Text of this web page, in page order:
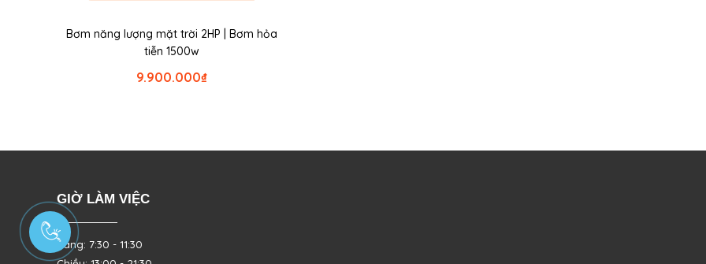
Bơm năng lượng mặt trời 2HP | Bơm hỏa
tiễn 1500w
₫
9.900.000
GIỜ LÀM VIỆC
Sáng: 7:30 - 11:30